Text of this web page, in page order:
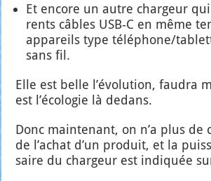
Et encore un autre char­geur
rents câbles USB‑C en même
appa­reils type téléphone/
sans fil.
Elle est belle l’é­vo­lu­tion, fau­dra
est l’é­co­lo­gie là dedans.
Donc main­te­nant, on n’a plus de
de l’a­chat d’un pro­duit, et la
saire du char­geur est indi­quée